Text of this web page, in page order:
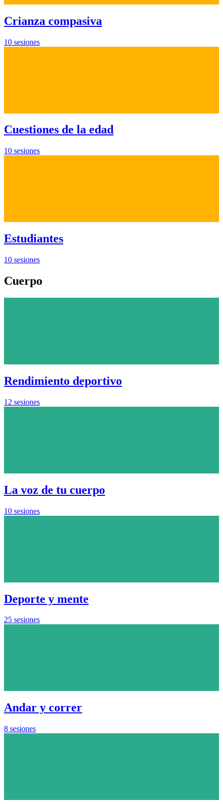
Crianza compasiva
10 sesiones
Cuestiones de la edad
10 sesiones
Estudiantes
10 sesiones
Cuerpo
Rendimiento deportivo
12 sesiones
La voz de tu cuerpo
10 sesiones
Deporte y mente
25 sesiones
Andar y correr
8 sesiones